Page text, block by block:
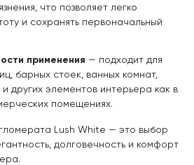
что позволяет легко
и сохранять первоначальный
применения — подходит для
барных стоек, ванных комнат,
других элементов интерьера как в
помещениях.
Lush White — это выбор
долговечность и комфорт